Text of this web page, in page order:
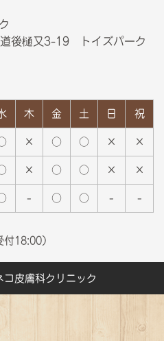
後樋又3-19 トイズパーク
木 金 土 日 祝
× ○ ○ × ×
× ○ ○ × ×
- ○ ○ - -
18:00）
皮膚科クリニック